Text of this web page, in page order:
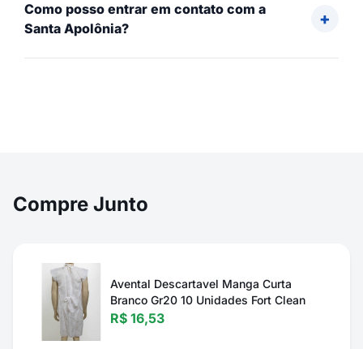
Como posso entrar em contato com a
Santa Apolônia?
Compre Junto
Avental Descartavel Manga Curta
Branco Gr20 10 Unidades Fort Clean
R$ 16,53